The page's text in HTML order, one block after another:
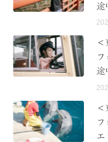
途
途
エ